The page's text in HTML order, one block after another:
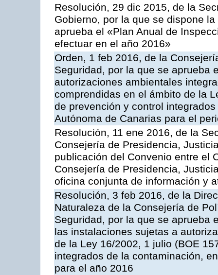
Resolución, 29 dic 2015, de la
Gobierno, por la que se dispone
aprueba el «Plan Anual de
efectuar en el año 2016»
Orden, 1 feb 2016, de la
Seguridad, por la que se aprueba
autorizaciones ambientales
comprendidas en el ámbito de la
de prevención y control
Autónoma de Canarias para el
Resolución, 11 ene 2016, de la
Consejería de Presidencia,
publicación del Convenio entre el
Consejería de Presidencia,
oficina conjunta de información y
Resolución, 3 feb 2016, de la
Naturaleza de la Consejería de
Seguridad, por la que se aprueba
las instalaciones sujetas a
de la Ley 16/2002, 1 julio (BOE
integrados de la contaminación,
para el año 2016